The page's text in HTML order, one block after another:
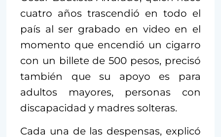
cuatro años trascendió en todo el
país al ser grabado en video en el
momento que encendió un cigarro
con un billete de 500 pesos, precisó
también que su apoyo es para
adultos mayores, personas con
discapacidad y madres solteras.
Cada una de las despensas, explicó